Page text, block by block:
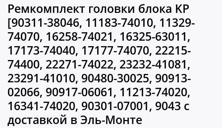
Ремкомплект головки блока KP
[90311-38046, 11183-74010, 11329-
74070, 16258-74021, 16325-63011,
17173-74040, 17177-74070, 22215-
74400, 22271-74022, 23232-41081,
23291-41010, 90480-30025, 90913-
02066, 90917-06061, 11213-74020,
16341-74020, 90301-07001, 9043 с
доставкой в Эль-Монте